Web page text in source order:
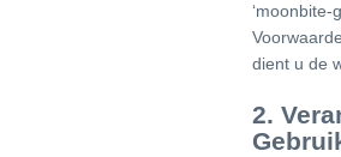
dient u de
2.